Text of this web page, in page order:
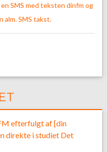
SMS med teksten dinfm og
alm. SMS takst.
efterfulgt af [din
direkte i studiet Det